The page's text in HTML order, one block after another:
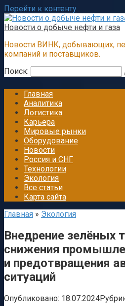
Перейти к контенту
Новости о добыче нефти и газа
Новости ВИНК, добывающих,
компаний и поставщиков.
Поиск:
Главная
Аналитика
Логистика
Карьера
Мировые рынки
Оборудование
Новости
Россия и СНГ
Технологии
Экология
Все статьи
Карта сайта
Главная » Экология
Внедрение зелёных
снижения
и предотвращения
ситуаций
Опубликовано: 18.07.2024